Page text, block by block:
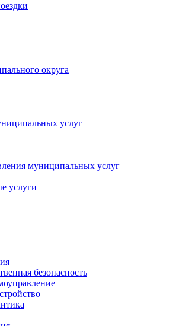
округа
услуг
муниципальных услуг
услуги
безопасность